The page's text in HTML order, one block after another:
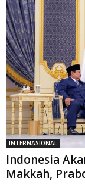
INTERNASIONAL
Indonesia
Makkah,